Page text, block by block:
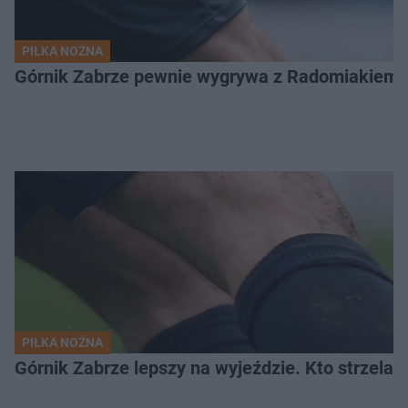
PIŁKA NOŻNA
Górnik Zabrze pewnie wygrywa z
PIŁKA NOŻNA
Górnik Zabrze lepszy na wyjeździe. Kto strzelał